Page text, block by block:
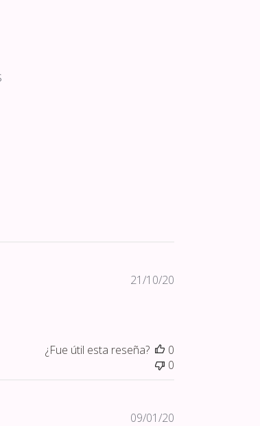
Fecha
21/10/20
¿Fue útil esta reseña?
0
0
Fecha
09/01/20